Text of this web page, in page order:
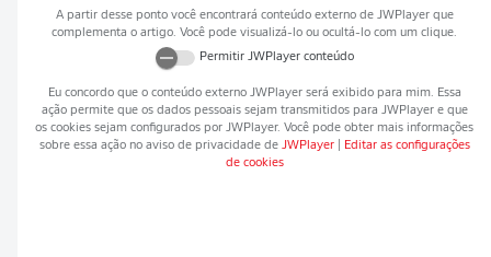
A partir desse ponto você encontrará conteúdo externo de JWPlayerque
complementa o artigo. Você pode visualizá-lo ou ocultá-lo com um clique.
Permitir JWPlayerconteúdo
Eu concordo que o conteúdo externo JWPlayerserá exibido para mim. Essa
ação permite que os dados pessoais sejam transmitidos para JWPlayere que
os cookies sejam configurados por JWPlayer. Você pode obter mais informações
sobre essa ação no aviso de privacidade de JWPlayer
Editar as configurações
de cookies